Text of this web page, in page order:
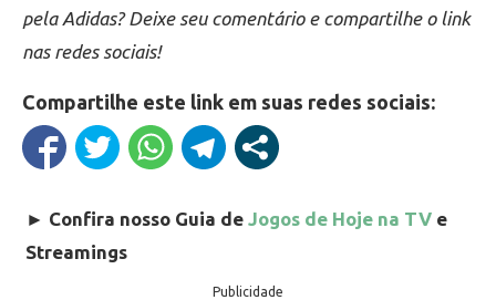
pela Adidas? Deixe seu comentário e compartilhe o link
nas redes sociais!
Compartilhe este link em suas redes sociais:
► Confira nosso Guia de Jogos de Hoje na TV e
Streamings
Publicidade